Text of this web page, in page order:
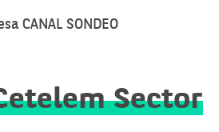
CANAL SONDEO
Sector